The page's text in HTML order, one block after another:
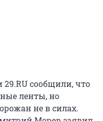
сообщили, что
ленты, но
не в силах.